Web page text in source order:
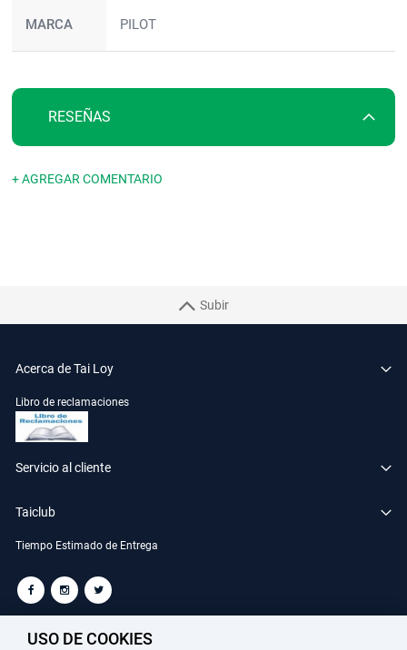
MARCA PILOT
RESEÑAS
+ AGREGAR COMENTARIO
Subir
Acerca de Tai Loy
Libro de reclamaciones
Servicio al cliente
Taiclub
Tiempo Estimado de Entrega
TAILOY S.A. RUC: 20100049181
USO DE COOKIES